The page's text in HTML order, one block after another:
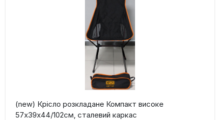
(new) Крісло розкладане Компакт високе
57х39х44/102см, сталевий каркас